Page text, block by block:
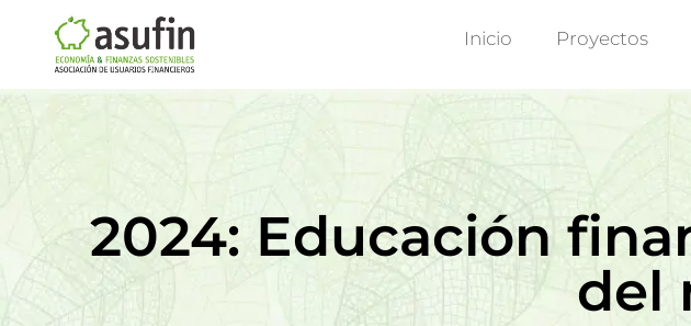
Inicio Proyectos
2024: Educación
del